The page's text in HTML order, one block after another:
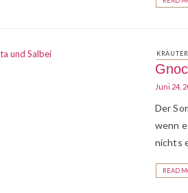
KRÄUTER
Juni 24,
Der
wenn
nichts
READ